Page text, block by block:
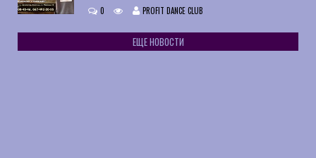
0 PROFIT DANCE CLUB
ЕЩЕ НОВОСТИ